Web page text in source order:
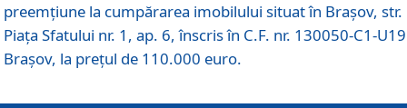
preemțiune la cumpărarea imobilului situat în Brașov, str.
Piața Sfatului nr. 1, ap. 6, înscris în C.F. nr. 130050-C1-U19
Brașov, la prețul de 110.000 euro.